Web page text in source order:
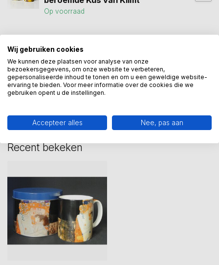
Op voorraad
gustav klimt
Heeft u een vraag over dit
kunstcadeau?
Recent bekeken
Wij gebruiken cookies
We kunnen deze plaatsen voor analyse van onze
bezoekersgegevens, om onze website te verbeteren,
gepersonaliseerde inhoud te tonen en om u een geweldige website-
ervaring te bieden. Voor meer informatie over de cookies die we
gebruiken opent u de instellingen.
Accepteer alles Nee, pas aan